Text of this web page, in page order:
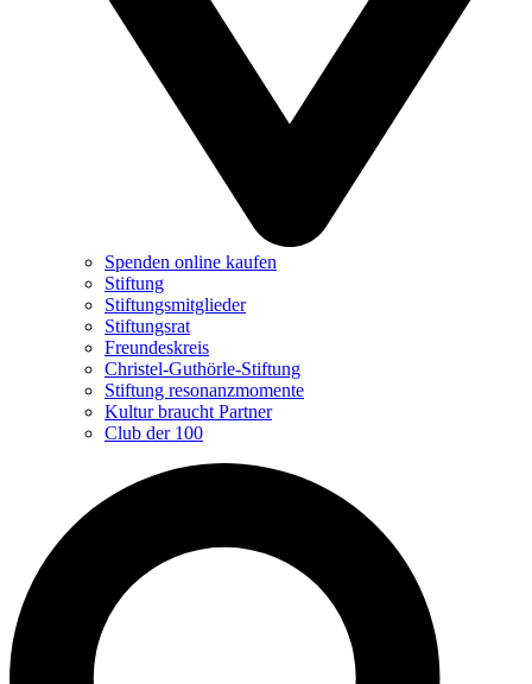
Spenden online kaufen
Stiftung
Stiftungsmitglieder
Stiftungsrat
Freundeskreis
Christel-Guthörle-Stiftung
Stiftung resonanzmomente
Kultur braucht Partner
Club der 100